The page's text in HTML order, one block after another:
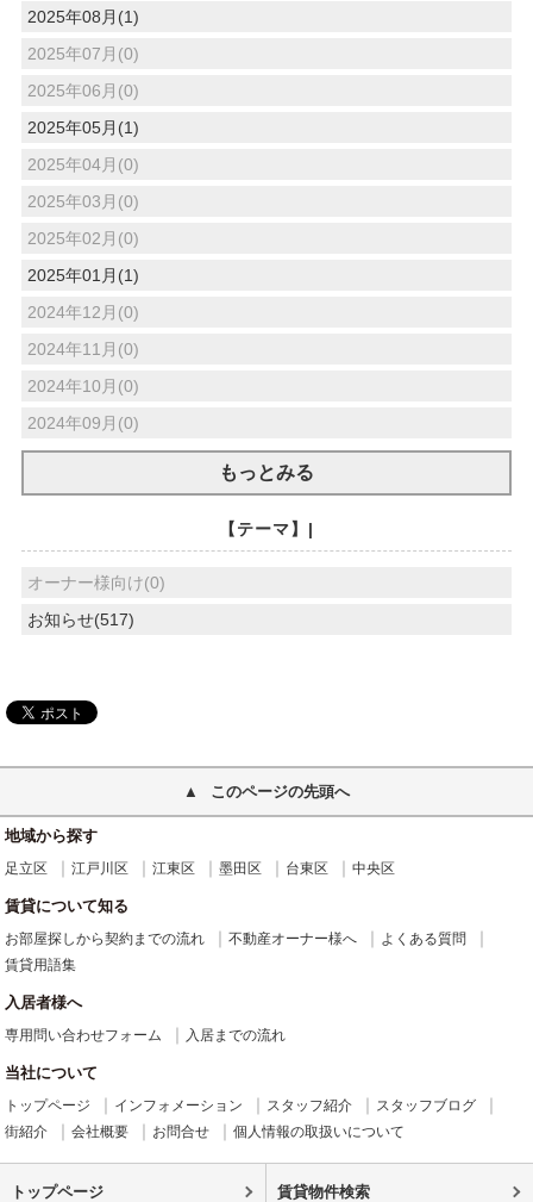
2025年08月(1)
2025年07月(0)
2025年06月(0)
2025年05月(1)
2025年04月(0)
2025年03月(0)
2025年02月(0)
2025年01月(1)
2024年12月(0)
2024年11月(0)
2024年10月(0)
2024年09月(0)
もっとみる
【テーマ】|
オーナー様向け(0)
お知らせ(517)
このページの先頭へ
地域から探す
足立区 江戸川区 江東区 墨田区 台東区 中央区
賃貸について知る
お部屋探しから契約までの流れ 不動産オーナー様へ
よくある質問
賃貸用語集
入居者様へ
専用問い合わせフォーム 入居までの流れ
当社について
トップページ インフォメーション スタッフ紹介
スタッフブログ
街紹介
会社概要 お問合せ 個人情報の取扱いについて
トップページ 賃貸物件検索